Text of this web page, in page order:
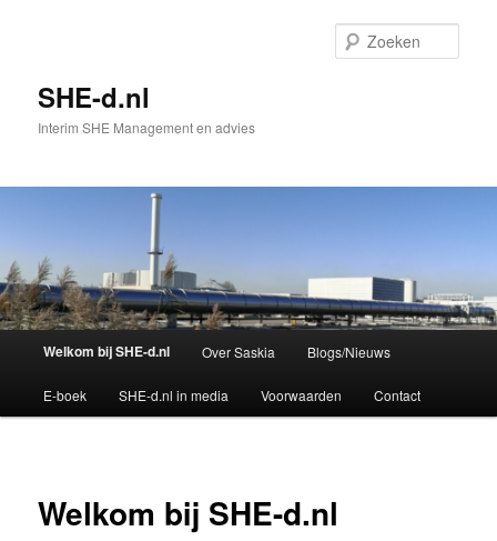
inhoudSHE-d.nl
Interim SHE Management en advies
HoofdmenuWelkom bij SHE-d.nl Over Saskia Blogs/Nieuws
E-boek SHE-d.nl in media Voorwaarden Contact
Welkom bij SHE-d.nl